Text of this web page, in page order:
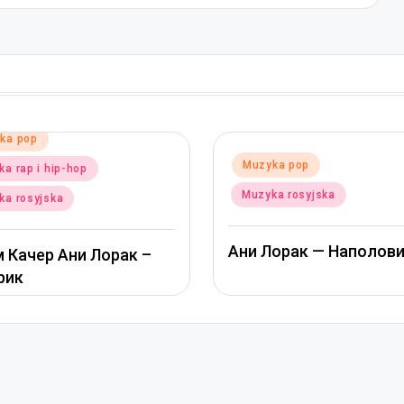
pop
rosyjska
— Наполовину
Posted
in
Muzyka pop
Muzyka rosyjska
Пообещай